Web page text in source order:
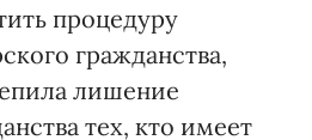
процедуру
гражданства,
лишение
тех, кто имеет